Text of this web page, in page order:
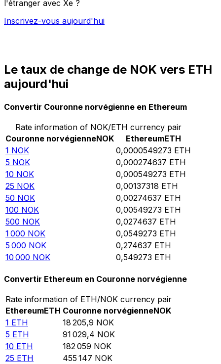
l'étranger avec Xe ?
Inscrivez-vous aujourd'hui
Le taux de change de NOK vers ETH
aujourd'hui
Convertir Couronne norvégienne en Ethereum
Rate information of NOK/ETH currency pair
Couronne norvégienneNOK EthereumETH
1 NOK 0,0000549273 ETH
5 NOK 0,000274637 ETH
10 NOK 0,000549273 ETH
25 NOK 0,00137318 ETH
50 NOK 0,00274637 ETH
100 NOK 0,00549273 ETH
500 NOK 0,0274637 ETH
1 000 NOK 0,0549273 ETH
5 000 NOK 0,274637 ETH
10 000 NOK 0,549273 ETH
Convertir Ethereum en Couronne norvégienne
Rate information of ETH/NOK currency pair
EthereumETH Couronne norvégienneNOK
1 ETH 18 205,9 NOK
5 ETH 91 029,4 NOK
10 ETH 182 059 NOK
25 ETH 455 147 NOK